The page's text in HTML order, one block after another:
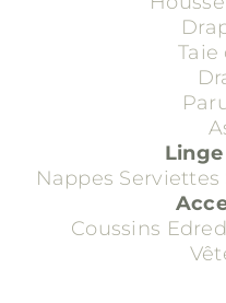
Taie
Nappes Serviettes
Coussins